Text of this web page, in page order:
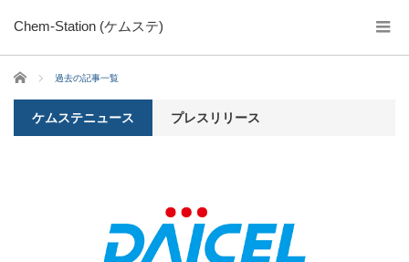
Chem-Station (ケムステ)
ホーム 過去の記事一覧
ケムステニュース プレスリリース